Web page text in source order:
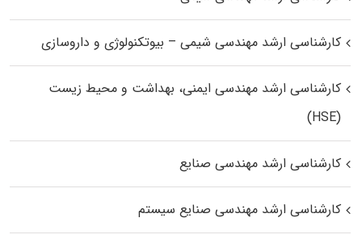
کارشناسی ارشد مهندسی شیمی – بیوتکنولوژی و داروسازی
کارشناسی ارشد مهندسی ایمنی، بهداشت و محیط زیست
(HSE)
کارشناسی ارشد مهندسی صنایع
کارشناسی ارشد مهندسی صنایع سیستم